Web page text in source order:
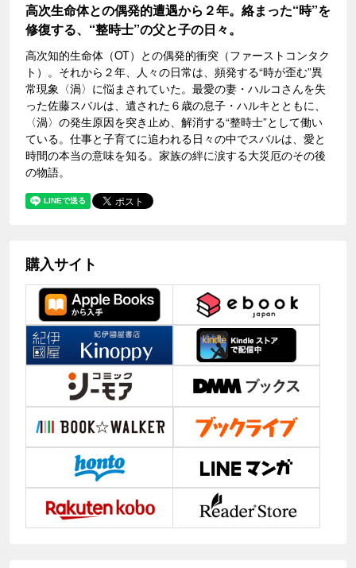
高次生命体との偶発的遭遇から２年。絡まった“時”を
修復する、“整時士”の父と子の日々。
高次知的生命体（OT）との偶発的衝突（ファーストコンタク
ト）。それから２年、人々の日常は、頻発する“時が歪む”異
常現象〈渦〉に悩まされていた。最愛の妻・ハルコさんを失
った佐藤スバルは、遺された６歳の息子・ハルキとともに、
〈渦〉の発生原因を突き止め、解消する“整時士”として働い
ている。仕事と子育てに追われる日々の中でスバルは、愛と
時間の本当の意味を知る。家族の絆に涙する大災厄のその後
の物語。
購入サイト